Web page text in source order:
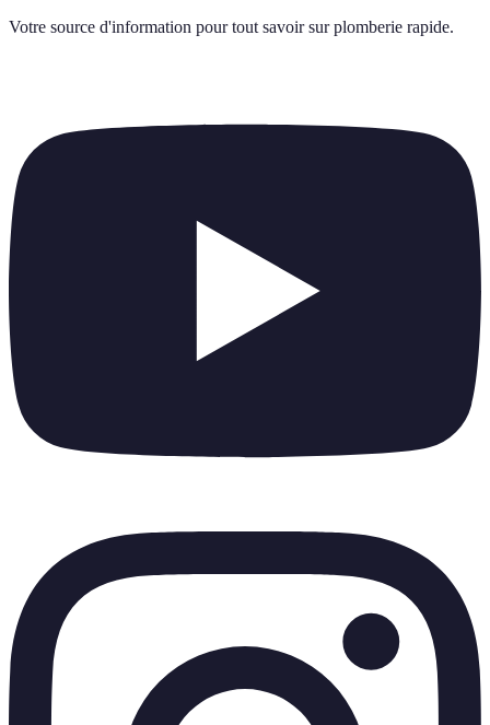
Votre source d'information pour tout savoir sur plomberie rapide.